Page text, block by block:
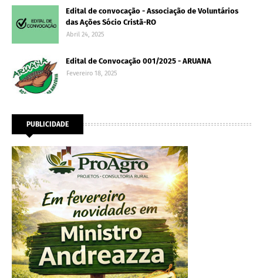
Edital de convocação - Associação de Voluntários
das Ações Sócio Cristã-RO
Abril 24, 2025
Edital de Convocação 001/2025 - ARUANA
Fevereiro 18, 2025
PUBLICIDADE